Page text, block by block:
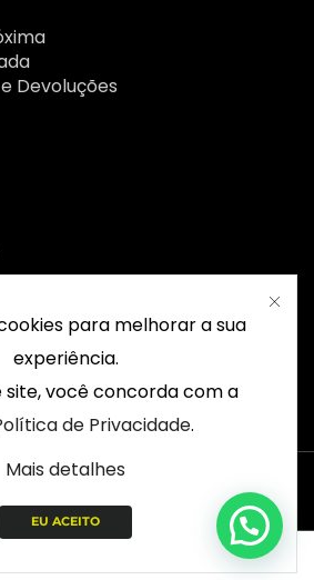
Devoluções
| Todos os direitos reservados |
12.964.358/0001-13
para melhorar a sua
experiência.
site, você concorda com a
de Privacidade.
Mais detalhes
EU ACEITO